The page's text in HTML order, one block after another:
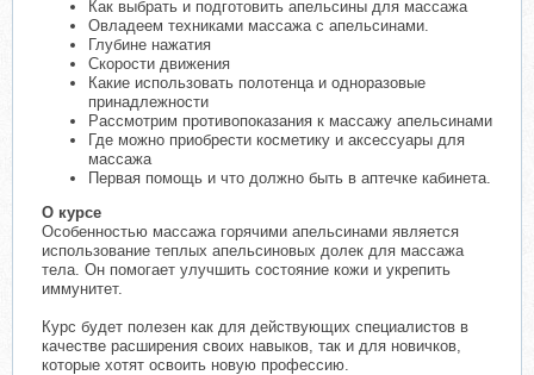
Как выбрать и подготовить апельсины для массажа
Овладеем техниками массажа с апельсинами.
Глубине нажатия
Скорости движения
Какие использовать полотенца и одноразовые
принадлежности
Рассмотрим противопоказания к массажу апельсинами
Где можно приобрести косметику и аксессуары для
массажа
Первая помощь и что должно быть в аптечке кабинета.
О курсе
Особенностью массажа горячими апельсинами является
использование теплых апельсиновых долек для массажа
тела. Он помогает улучшить состояние кожи и укрепить
иммунитет.
Курс будет полезен как для действующих специалистов в
качестве расширения своих навыков, так и для новичков,
которые хотят освоить новую профессию.